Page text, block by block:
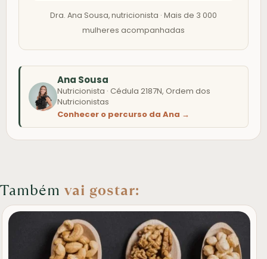
Dra. Ana Sousa, nutricionista · Mais de 3 000
mulheres acompanhadas
Ana Sousa
Nutricionista · Cédula 2187N, Ordem dos
Nutricionistas
Conhecer o percurso da Ana →
Também vai gostar: